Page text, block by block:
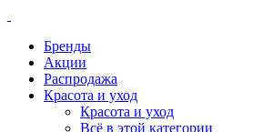
Бренды
Акции
Распродажа
Красота и уход
Красота и уход
Всё в этой категории